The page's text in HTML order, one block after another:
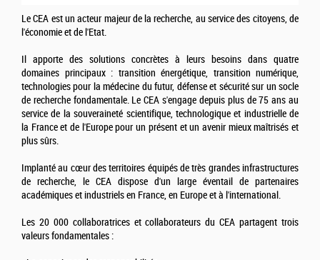
Le CEA est un acteur majeur de la recherche, au service des citoyens, de
l'économie et de l'Etat.
Il apporte des solutions concrètes à leurs besoins dans quatre
domaines principaux : transition énergétique, transition numérique,
technologies pour la médecine du futur, défense et sécurité sur un socle
de recherche fondamentale. Le CEA s'engage depuis plus de 75 ans au
service de la souveraineté scientifique, technologique et industrielle de
la France et de l'Europe pour un présent et un avenir mieux maîtrisés et
plus sûrs.
Implanté au cœur des territoires équipés de très grandes infrastructures
de recherche, le CEA dispose d'un large éventail de partenaires
académiques et industriels en France, en Europe et à l'international.
Les 20 000 collaboratrices et collaborateurs du CEA partagent trois
valeurs fondamentales :